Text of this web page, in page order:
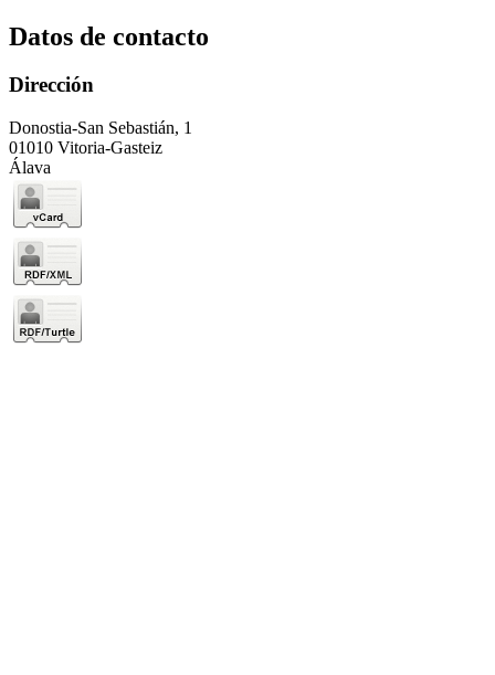
Datos de contacto
Dirección
Donostia-San Sebastián, 1
01010 Vitoria-Gasteiz
Álava